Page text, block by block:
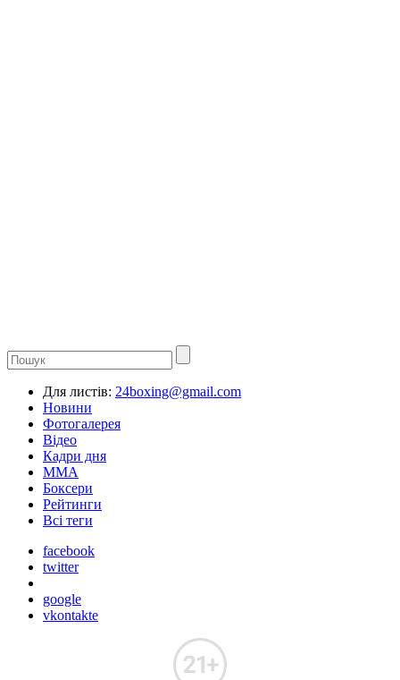
Для листів: 24boxing@gmail.com
Новини
Фотогалерея
Відео
Кадри дня
ММА
Боксери
Рейтинги
Всі теги
facebook
twitter
google
vkontakte